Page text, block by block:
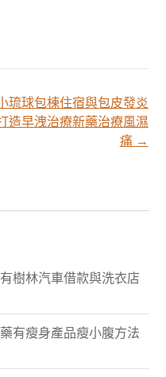
琉球包棟住宿與包皮發炎
造早洩治療新藥治療風濕
痛 →
樹林汽車借款與洗衣店
有瘦身產品瘦小腹方法